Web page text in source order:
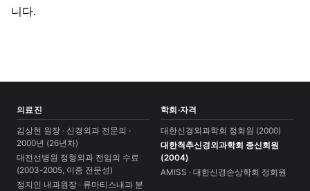
니다.
의료진
김상현 원장 · 신경외과 전문의 ·
2000년 (26년차)
대전선병원 정형외과 전임의 수료
(2003-2005, 이중 전문성)
정지인 내과원장 · 류마티스내과 분
학회·자격
대한신경외과학회 정회원 (2000)
대한척추신경외과학회 종신회원
(2004)
AMISS · 대한신경손상학회 정회원